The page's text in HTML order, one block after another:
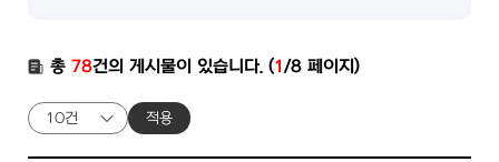
총 78건의 게시물이 있습니다. (1/8 페이지)
적용